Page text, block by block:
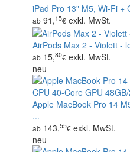
iPad Pro 13" M5, Wi‑Fi +
ab 91,15€ exkl. MwSt.
AirPods Max 2 - Violett -
ab 15,80€ exkl. MwSt.
neu
Apple MacBook Pro 14
...
ab 143,55€ exkl. MwSt.
neu